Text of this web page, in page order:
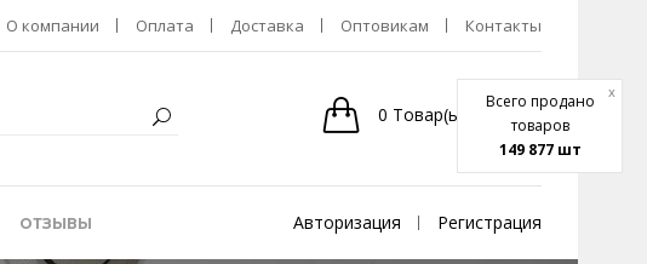
Всего продано
товаров
149 877 шт
x
О компании Оплата Доставка Оптовикам Контакты
0 Товар(ы) 0р.
ОТЗЫВЫ Авторизация Регистрация